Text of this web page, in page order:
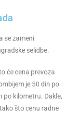
se zameni
selidbe.
će cena prevoza
je 50 din po
po kilometru. Dakle,
što cenu radne